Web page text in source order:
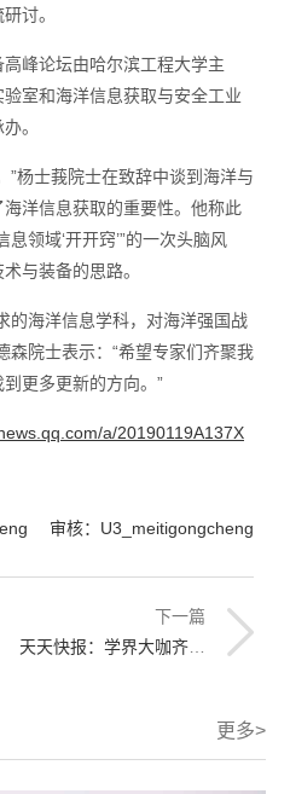
讨。
峰论坛由哈尔滨工程大学主
室和海洋信息获取与安全工业
。
”杨士莪院士在致辞中谈到海洋与
洋信息获取的重要性。他称此
领域‘开开窍’”的一次头脑风
与装备的思路。
的海洋信息学科，对海洋强国战
森院士表示：“希望专家们齐聚我
更多更新的方向。”
a/20190119A137X
审核：U3_meitigongcheng
下一篇
天天快报：学界大咖齐聚哈工程，共话海洋强国
更多>